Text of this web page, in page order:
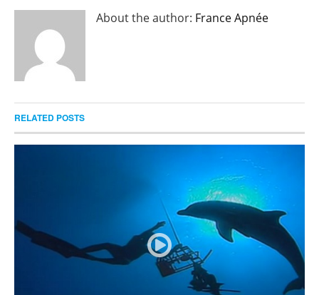
About the author: France Apnée
RELATED POSTS